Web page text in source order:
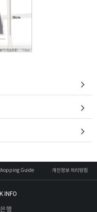
Guide 개인정보 처리방침
INFO
행